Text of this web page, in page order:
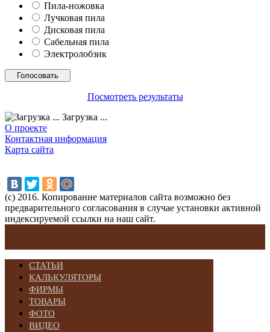
Пила-ножовка
Лучковая пила
Дисковая пила
Сабельная пила
Электролобзик
Посмотреть результаты
Загрузка ...
О проекте
Контактная информация
Карта сайта
(с) 2016. Копирование материалов сайта возможно без
предварительного согласования в случае установки активной
индексируемой ссылки на наш сайт.
СТАТЬИ
КАЛЬКУЛЯТОРЫ
ФИРМЫ
ТОВАРЫ
ФОТО
ВИДЕО